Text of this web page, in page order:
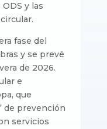
y las
fase del
y se prevé
de 2026.
e
que
de prevención
servicios